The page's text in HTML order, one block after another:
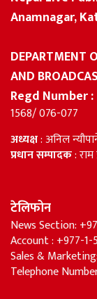
Anamnagar,
DEPARTMENT
AND
Regd Number :
1568/ 076-077
अध्यक्ष: अनिल
प्रधान सम्पादक:
टेलिफोन
News Section:
Account : +977-
Sales & Marketing:
Telephone